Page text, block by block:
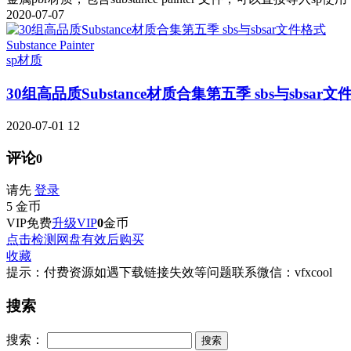
2020-07-07
Substance Painter
sp材质
30组高品质Substance材质合集第五季 sbs与sbsar文
2020-07-01 12
评论0
请先 登录
5 金币
VIP免费升级VIP0金币
点击检测网盘有效后购买
收藏
提示：付费资源如遇下载链接失效等问题联系微信：vfxcool
搜索
搜索：